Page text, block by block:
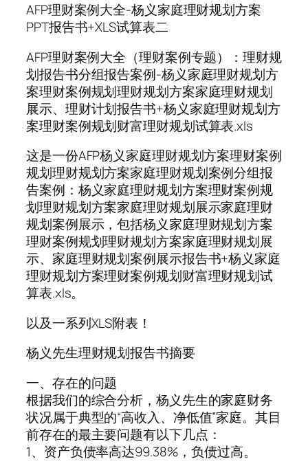
AFP理财案例大全-杨义家庭理财规划方案
PPT报告书+XLS试算表二
AFP理财案例大全（理财案例专题）：理财规
划报告书分组报告案例-杨义家庭理财规划方
案理财案例规划理财规划方案家庭理财规划
展示、理财计划报告书+杨义家庭理财规划方
案理财案例规划财富理财规划试算表.xls
这是一份AFP杨义家庭理财规划方案理财案例
规划理财规划方案家庭理财规划案例分组报
告案例：杨义家庭理财规划方案理财案例规
划理财规划方案家庭理财规划展示家庭理财
规划案例展示，包括杨义家庭理财规划方案
理财案例规划理财规划方案家庭理财规划展
示、家庭理财规划案例展示报告书+杨义家庭
理财规划方案理财案例规划财富理财规划试
算表.xls。
以及一系列XLS附表！
杨义先生理财规划报告书摘要
一、存在的问题
根据我们的综合分析，杨义先生的家庭财务
状况属于典型的“高收入、净低值”家庭。其目
前存在的最主要问题有以下几点：
1、资产负债率高达99.38%，负债过高。